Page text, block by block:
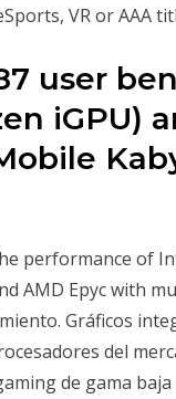
VR or AAA
user
iGPU)
performance of
AMD Epyc with
Gráficos
del
de gama